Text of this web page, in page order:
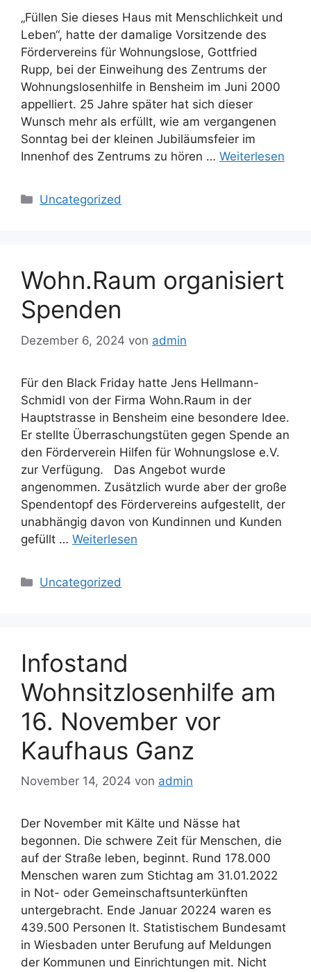
„Füllen Sie dieses Haus mit Menschlichkeit und
Leben“, hatte der damalige Vorsitzende des
Fördervereins für Wohnungslose, Gottfried
Rupp, bei der Einweihung des Zentrums der
Wohnungslosenhilfe in Bensheim im Juni 2000
appelliert. 25 Jahre später hat sich dieser
Wunsch mehr als erfüllt, wie am vergangenen
Sonntag bei der kleinen Jubiläumsfeier im
Innenhof des Zentrums zu hören … Weiterlesen
Kategorien
Uncategorized
Wohn.Raum organisiert
Spenden
Dezember 6, 2024 von admin
Für den Black Friday hatte Jens Hellmann-
Schmidl von der Firma Wohn.Raum in der
Hauptstrasse in Bensheim eine besondere Idee.
Er stellte Überraschungstüten gegen Spende an
den Förderverein Hilfen für Wohnungslose e.V.
zur Verfügung. Das Angebot wurde
angenommen. Zusätzlich wurde aber der große
Spendentopf des Fördervereins aufgestellt, der
unabhängig davon von Kundinnen und Kunden
gefüllt … Weiterlesen
Kategorien
Uncategorized
Infostand
Wohnsitzlosenhilfe am
16. November vor
Kaufhaus Ganz
November 14, 2024 von admin
Der November mit Kälte und Nässe hat
begonnen. Die schwere Zeit für Menschen, die
auf der Straße leben, beginnt. Rund 178.000
Menschen waren zum Stichtag am 31.01.2022
in Not- oder Gemeinschaftsunterkünften
untergebracht. Ende Januar 20224 waren es
439.500 Personen lt. Statistischem Bundesamt
in Wiesbaden unter Berufung auf Meldungen
der Kommunen und Einrichtungen mit. Nicht